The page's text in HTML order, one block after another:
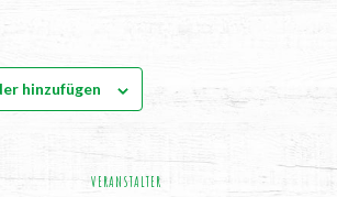
hinzufügen
VERANSTALTER